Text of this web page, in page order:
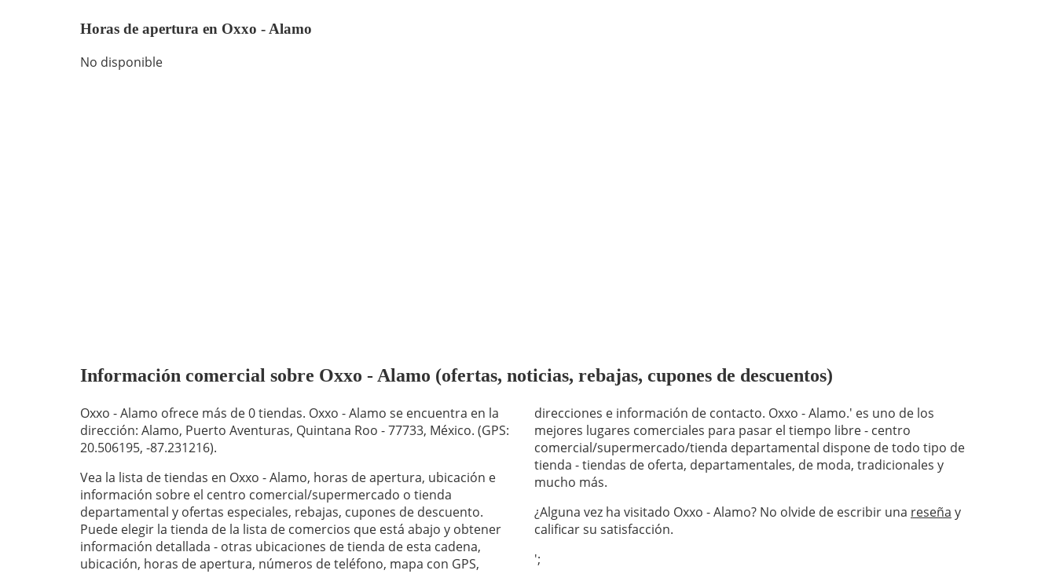
Horas de apertura en Oxxo - Alamo
No disponible
Información comercial sobre Oxxo - Alamo (ofertas, noticias, rebajas, cupones de descuentos)
Oxxo - Alamo ofrece más de 0 tiendas. Oxxo - Alamo se encuentra en la
dirección: Alamo, Puerto Aventuras, Quintana Roo - 77733, México. (GPS:
20.506195, -87.231216).
Vea la lista de tiendas en Oxxo - Alamo, horas de apertura, ubicación e
información sobre el centro comercial/supermercado o tienda
departamental y ofertas especiales, rebajas, cupones de descuento.
Puede elegir la tienda de la lista de comercios que está abajo y obtener
información detallada - otras ubicaciones de tienda de esta cadena,
ubicación, horas de apertura, números de teléfono, mapa con GPS,
direcciones e información de contacto. Oxxo - Alamo.' es uno de los
mejores lugares comerciales para pasar el tiempo libre - centro
comercial/supermercado/tienda departamental dispone de todo tipo de
tienda - tiendas de oferta, departamentales, de moda, tradicionales y
mucho más.
¿Alguna vez ha visitado Oxxo - Alamo? No olvide de escribir una reseña y
calificar su satisfacción.
';